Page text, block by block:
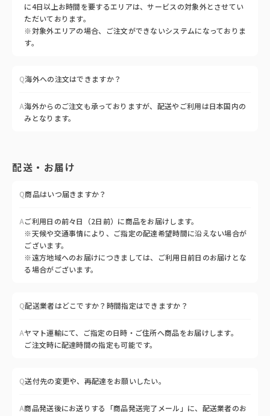
に4日以上お時間を要するエリアは、サービスの対象外とさせてい
ただいております。
※対象外エリアの場合、ご注文ができないシステムになっておりま
す。
Q海外への注文はできますか？
A海外からのご注文も承っておりますが、配送やご利用は日本国内の
みとなります。
配送・お届け
Q商品はいつ届きますか？
Aご利用日の前々日（2日前）に商品をお届けします。
※天候や交通事情により、ご指定の配達希望時間に沿えない場合が
ございます。
※遠方地域へのお届けにつきましては、ご利用日前日のお届けとな
る場合がございます。
Q配送業者はどこですか？時間指定はできますか？
Aヤマト運輸にて、ご指定の日時・ご住所へ商品をお届けします。
ご注文時に配達時間の指定も可能です。
Q送付先の変更や、再配達をお願いしたい。
A商品発送後にお送りする「商品発送完了メール」に、配送業者のお